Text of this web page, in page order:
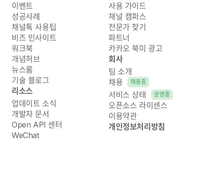
이벤트
성공사례
채널톡 사용팁
비즈 인사이트
워크북
개념허브
뉴스룸
기술 블로그
리소스
업데이트 소식
개발자 문서
Open API 센터
WeChat
사용 가이드
채널 캠퍼스
전문가 찾기
파트너
카카오 북미 광고
회사
팀 소개
채용
채용중
서비스 상태 운영중
오픈소스 라이센스
이용약관
개인정보처리방침